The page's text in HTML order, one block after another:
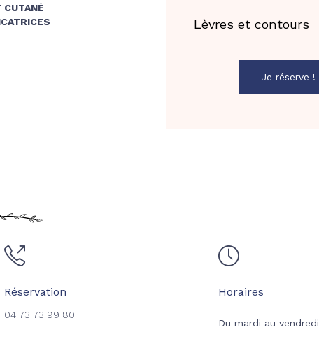
CUTANÉ
Lèvres et contours
Je réserve !
Réservation
04 73 73 99 80
Horaires
Du mardi au vendredi